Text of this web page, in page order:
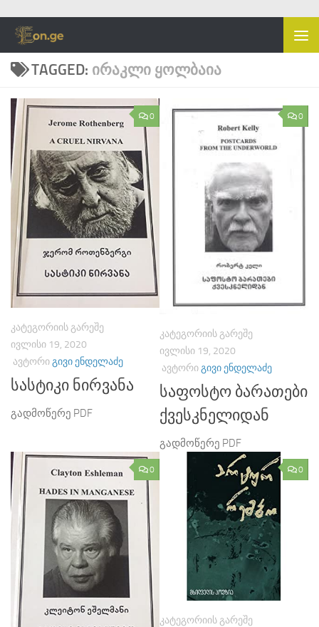
Skip to content
TAGGED: ᲘᲠᲐᲙᲚᲘ ᲧᲝᲚᲑᲐᲘᲐ
0
ᲙᲐᲢᲔᲒᲝᲠᲘᲘᲡ ᲒᲐᲠᲔᲨᲔ
ᲘᲕᲚᲘᲡᲘ 19, 2020
ᲐᲕᲢᲝᲠᲘᲒᲘᲕᲘ ᲔᲜᲓᲔᲚᲐᲫᲔ
სასტიკი ნირვანა
გადმოწერე PDF
0
ᲙᲐᲢᲔᲒᲝᲠᲘᲘᲡ ᲒᲐᲠᲔᲨᲔ
ᲘᲕᲚᲘᲡᲘ 19, 2020
ᲐᲕᲢᲝᲠᲘᲒᲘᲕᲘ ᲔᲜᲓᲔᲚᲐᲫᲔ
საფოსტო ბარათები
ქვესკნელიდან
გადმოწერე PDF
0 0
ᲙᲐᲢᲔᲒᲝᲠᲘᲘᲡ ᲒᲐᲠᲔᲨᲔ